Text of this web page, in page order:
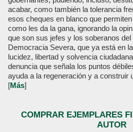
acabar, como también la tolerancia
esos cheques en blanco que
como les da la gana, ignorando la
que son sus jefes y los soberanos del
Democracia Severa, que ya está en
lucidez, libertad y solvencia
denuncia que señala los puntos
ayuda a la regeneración y a construir
[Más]
COMPRAR EJEMPLARES
AUTOR